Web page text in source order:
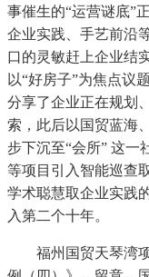
事催生的“运营谜底”
企业实践、手艺前沿
口的灵敏赶上企业结
以“好房子”为焦点议
分享了企业正在规划
索，此后以国贸蓝海
步下沉至“会所” 这一
等项目引入智能巡查
学术聪慧取企业实践
入第二个十年。
福州国贸天琴湾项